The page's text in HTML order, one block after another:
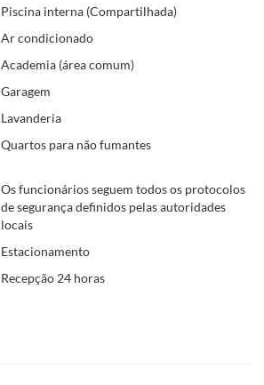
Piscina interna (Compartilhada)
Ar condicionado
Academia (área comum)
Garagem
Lavanderia
Quartos para não fumantes
Os funcionários seguem todos os protocolos
de segurança definidos pelas autoridades
locais
Estacionamento
Recepção 24 horas